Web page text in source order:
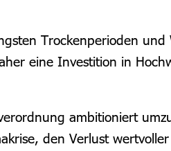
Trockenperioden
eine Investition in
ambitioniert
den Verlust